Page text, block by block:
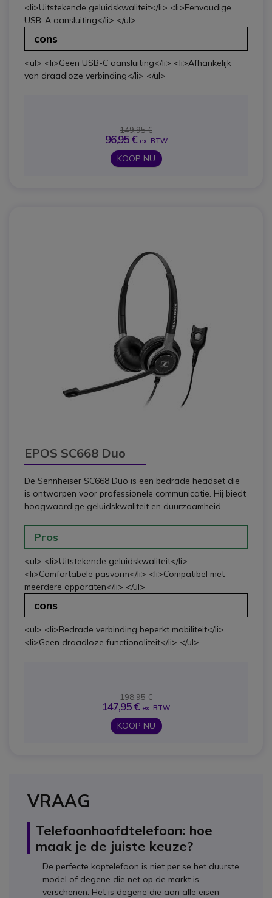
<li>Uitstekende geluidskwaliteit</li> <li>Eenvoudige
USB-A aansluiting</li> </ul>
cons
<ul> <li>Geen USB-C aansluiting</li> <li>Afhankelijk
van draadloze verbinding</li> </ul>
149,95 €
96,95 € ex. BTW
KOOP NU
EPOS SC668 Duo
De Sennheiser SC668 Duo is een bedrade headset die
is ontworpen voor professionele communicatie. Hij biedt
hoogwaardige geluidskwaliteit en duurzaamheid.
Pros
<ul> <li>Uitstekende geluidskwaliteit</li>
<li>Comfortabele pasvorm</li> <li>Compatibel met
meerdere apparaten</li> </ul>
cons
<ul> <li>Bedrade verbinding beperkt mobiliteit</li>
<li>Geen draadloze functionaliteit</li> </ul>
198,95 €
147,95 € ex. BTW
KOOP NU
VRAAG
Telefoonhoofdtelefoon: hoe
maak je de juiste keuze?
De perfecte koptelefoon is niet per se het duurste
model of degene die net op de markt is
verschenen. Het is degene die aan alle eisen